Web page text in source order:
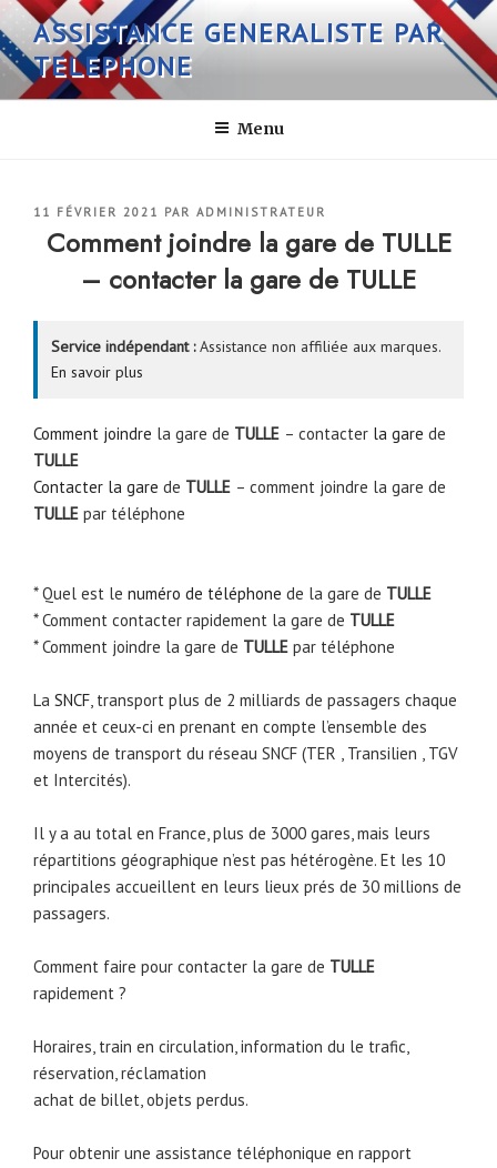
Aller
au
contenu
principal
ASSISTANCE GENERALISTE PAR
TELEPHONE
Menu
PUBLIÉ
11 FÉVRIER 2021 PAR ADMINISTRATEUR
Comment joindre la gare de TULLE
– contacter la gare de TULLE
Service indépendant :Assistance non affiliée aux marques.
En savoir plus
Comment joindre la gare de TULLE – contacter la gare de
TULLE
Contacter la gare de TULLE – comment joindre la gare de
TULLE par téléphone
* Quel est le numéro de téléphone de la gare de TULLE
*Comment contacter rapidement la gare de TULLE
* Comment joindre la gare de TULLE par téléphone
La SNCF, transport plus de 2 milliards de passagers chaque
année et ceux-ci en prenant en compte l’ensemble des
moyens de transport du réseau SNCF (TER , Transilien , TGV
et Intercités).
Il y a au total en France, plus de 3000 gares, mais leurs
répartitions géographique n’est pas hétérogène. Et les 10
principales accueillent en leurs lieux prés de 30 millions de
passagers.
Comment faire pour contacter la gare de TULLE
rapidement ?
Horaires, train en circulation, information du le trafic,
réservation, réclamation
achat de billet, objets perdus.
Pour obtenir une assistance téléphonique en rapport